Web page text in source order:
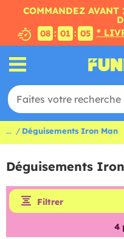
COMMANDEZ
08 : 01 : 05 *
... Déguisements Iron Man
Déguisements
Filtrer
4